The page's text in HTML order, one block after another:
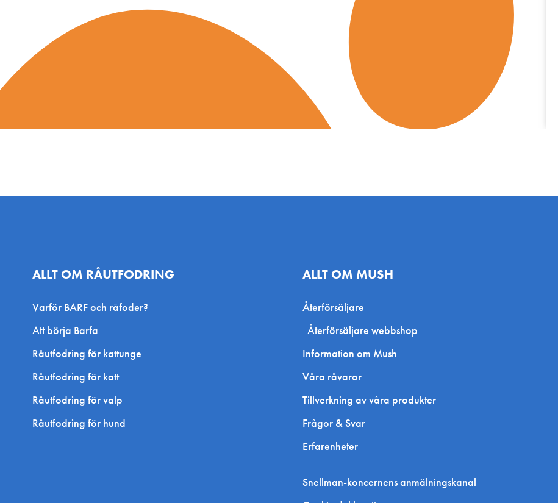
ALLT OM RÅUTFODRING
Varför BARF och råfoder?
Att börja Barfa
Råutfodring för kattunge
Råutfodring för katt
Råutfodring för valp
Råutfodring för hund
ALLT OM MUSH
Återförsäljare
Återförsäljare webbshop
Information om Mush
Våra råvaror
Tillverkning av våra produkter
Frågor & Svar
Erfarenheter
Snellman-koncernens anmälningskanal